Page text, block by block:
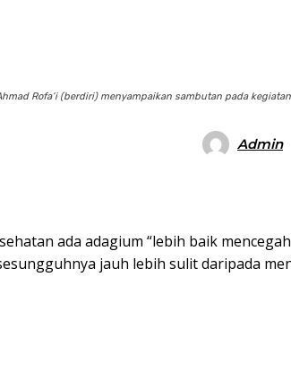
Rofa’i (berdiri) menyampaikan sambutan pada
Admin
ada adagium “lebih baik
jauh lebih sulit daripada